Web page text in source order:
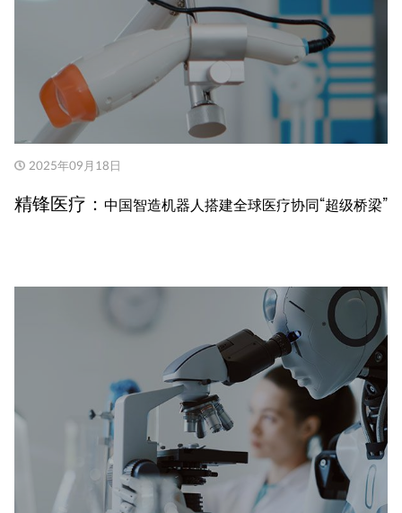
2025年09月18日
精锋医疗： 中国智造机器人搭建全球医疗协同“超级桥梁”